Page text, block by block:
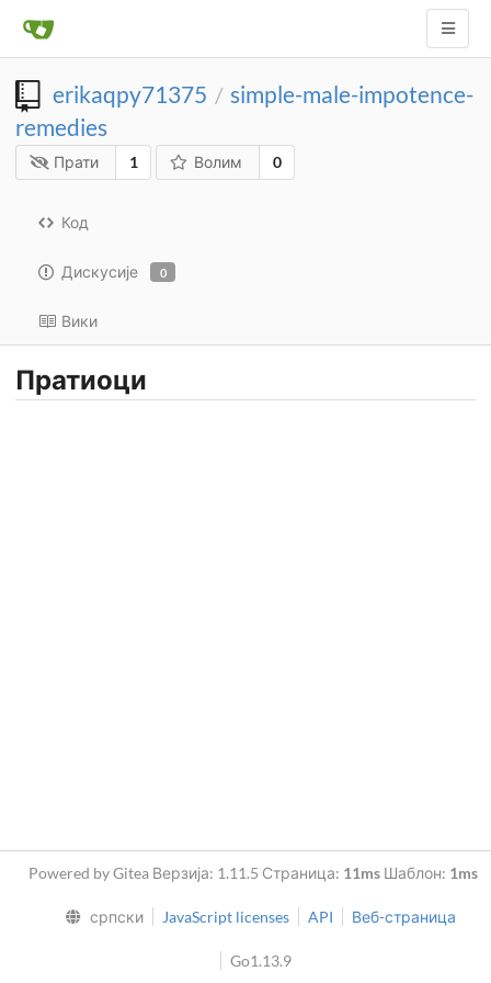
erikaqpy71375 / simple-male-impotence-
remedies
Прати 1 Волим 0
Код
Дискусије 0
Вики
Пратиоци
Powered by Gitea Верзија: 1.11.5 Страница: 11ms Шаблон: 1ms
српски JavaScript licenses API Веб-страница
Go1.13.9